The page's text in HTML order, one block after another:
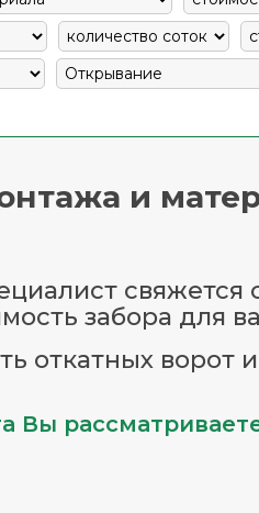
и
свяжется
забора для
откатных ворот
Вы